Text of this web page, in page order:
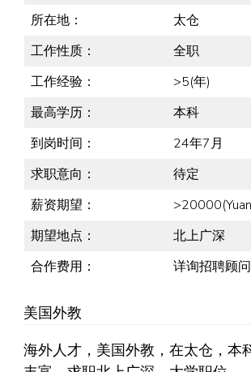
所在地：
太仓
工作性质：
全职
工作经验：
>5(年)
最高学历：
本科
到岗时间：
24年7月
求职意向：
待定
薪资期望：
期望地点：
北上广深
合作费用：
详询招聘顾问
美国外教
海外人才，美国外教，在太仓，本